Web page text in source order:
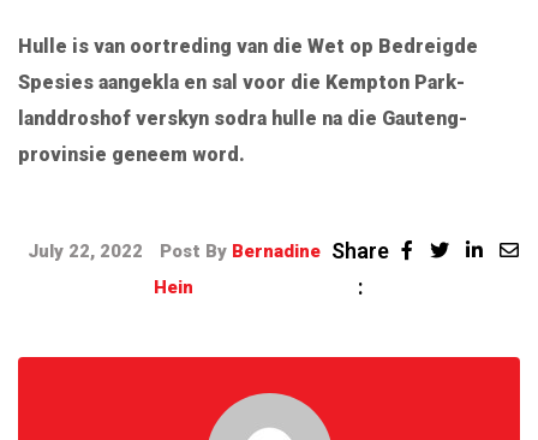
Hulle is van oortreding van die Wet op Bedreigde
Spesies aangekla en sal voor die Kempton Park-
landdroshof verskyn sodra hulle na die Gauteng-
provinsie geneem word.
July 22, 2022 Post By Bernadine
Hein
Share
: